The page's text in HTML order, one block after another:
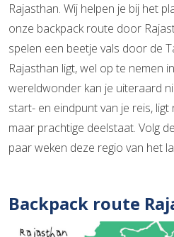
Rajasthan. Wij helpen je bij het
onze backpack route door
spelen een beetje vals door de
Rajasthan ligt, wel op te nemen
wereldwonder kan je uiteraard
start- en eindpunt van je reis,
maar prachtige deelstaat. Volg
paar weken deze regio van het
Backpack route